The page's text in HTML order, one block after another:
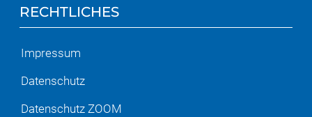
RECHTLICHES
Impressum
Datenschutz
Datenschutz ZOOM